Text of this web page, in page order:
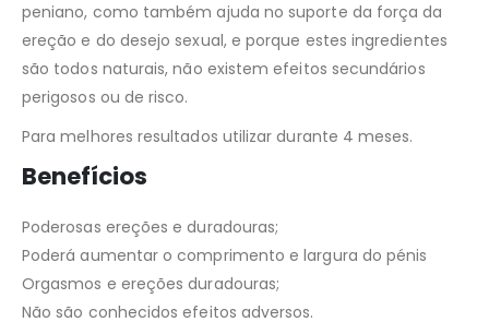
peniano, como também ajuda no suporte da força da
ereção e do desejo sexual, e porque estes ingredientes
são todos naturais, não existem efeitos secundários
perigosos ou de risco.
Para melhores resultados utilizar durante 4 meses.
Benefícios
Poderosas ereções e duradouras;
Poderá aumentar o comprimento e largura do pénis
Orgasmos e ereções duradouras;
Não são conhecidos efeitos adversos.